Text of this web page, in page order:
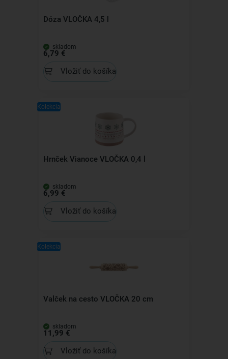
Dóza VLOČKA 4,5 l
skladom
6,79 €
Vložiť do košíka
Kolekcia
Hrnček Vianoce VLOČKA 0,4 l
skladom
6,99 €
Vložiť do košíka
Kolekcia
Valček na cesto VLOČKA 20 cm
skladom
11,99 €
Vložiť do košíka